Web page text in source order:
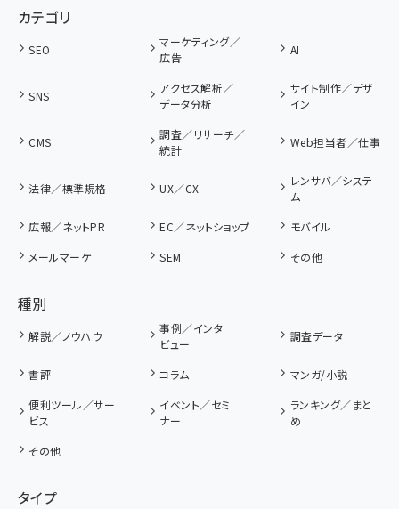
カテゴリ
SEO
マーケティング／
広告
AI
SNS
アクセス解析／
データ分析
サイト制作／デザ
イン
CMS
調査／リサーチ／
統計
Web担当者／仕事
法律／標準規格 UX／CX
レンサバ／システ
ム
広報／ネットPR
EC／ネットショップ
モバイル
メールマーケ
SEM その他
種別
解説／ノウハウ
事例／インタ
ビュー
調査データ
書評 コラム
マンガ/小説
便利ツール／サー
ビス
イベント／セミ
ナー
ランキング／まと
め
その他
タイプ